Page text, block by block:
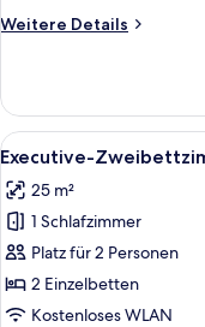
Weitere Details
Weitere
Zimmer,
1 King-
Bett
Alle
Fotos
für
Executive-
Zweibettzimmer,
2 Einzelbetten
anzeigen
7
Executive-
25 m²
1 Schlafzimmer
Platz für 2 Personen
2 Einzelbetten
Kostenloses WLAN